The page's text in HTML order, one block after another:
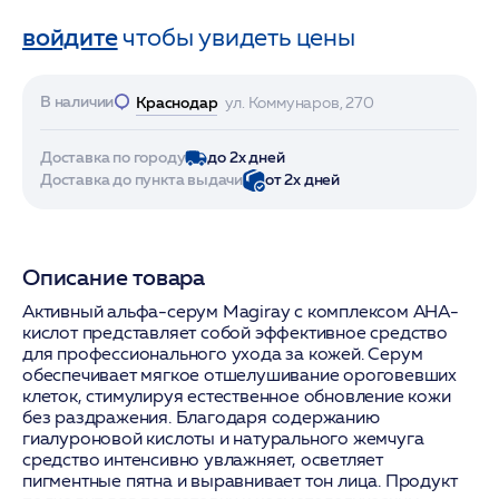
войдитечтобы увидеть цены
В наличии Краснодар ул. Коммунаров, 270
Доставка по городу
до 2х дней
Доставка до пункта выдачи
от 2х дней
Описание товара
Активный альфа-серум Magiray с комплексом AHA-
кислот представляет собой эффективное средство
для профессионального ухода за кожей. Серум
обеспечивает мягкое отшелушивание ороговевших
клеток, стимулируя естественное обновление кожи
без раздражения. Благодаря содержанию
гиалуроновой кислоты и натурального жемчуга
средство интенсивно увлажняет, осветляет
пигментные пятна и выравнивает тон лица. Продукт